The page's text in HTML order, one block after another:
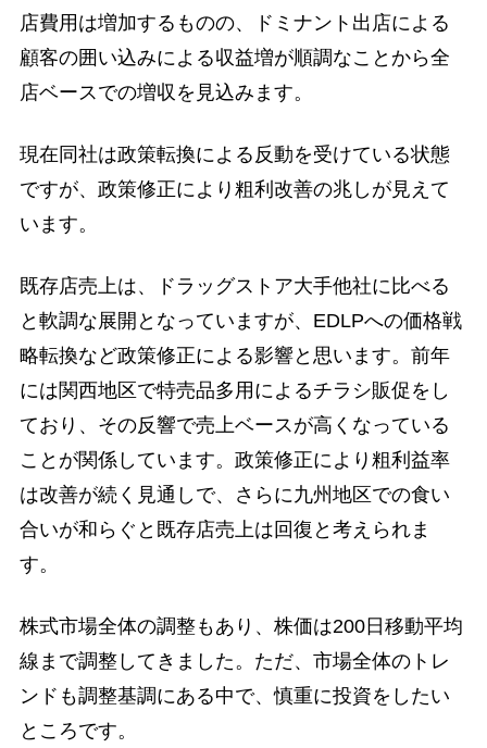
店費用は増加するものの、ドミナント出店による
顧客の囲い込みによる収益増が順調なことから全
店ベースでの増収を見込みます。
現在同社は政策転換による反動を受けている状態
ですが、政策修正により粗利改善の兆しが見えて
います。
既存店売上は、ドラッグストア大手他社に比べる
と軟調な展開となっていますが、EDLPへの価格戦
略転換など政策修正による影響と思います。前年
には関西地区で特売品多用によるチラシ販促をし
ており、その反響で売上ベースが高くなっている
ことが関係しています。政策修正により粗利益率
は改善が続く見通しで、さらに九州地区での食い
合いが和らぐと既存店売上は回復と考えられま
す。
株式市場全体の調整もあり、株価は200日移動平均
線まで調整してきました。ただ、市場全体のトレ
ンドも調整基調にある中で、慎重に投資をしたい
ところです。